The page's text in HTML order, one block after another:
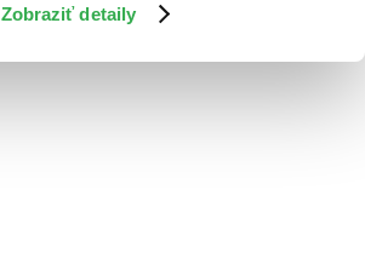
Zobraziť detaily